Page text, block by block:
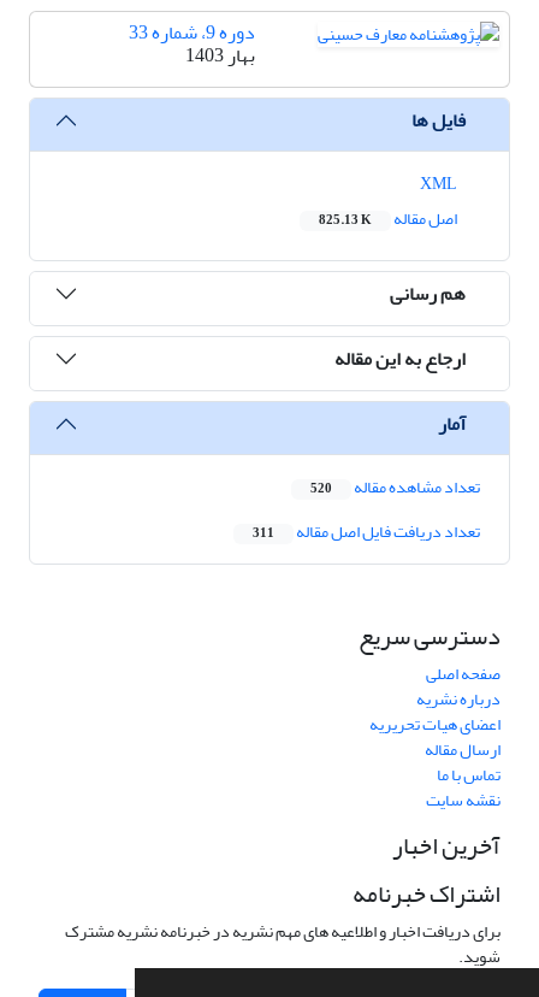
دوره 9، شماره 33
بهار 1403
فایل ها
اصل مقاله
825.13 K
هم رسانی
ارجاع به این مقاله
آمار
تعداد مشاهده مقاله 520
تعداد دریافت فایل اصل مقاله 311
دسترسی سریع
صفحه اصلی
درباره نشریه
اعضای هیات تحریریه
ارسال مقاله
تماس با ما
نقشه سایت
آخرین اخبار
اشتراک خبرنامه
برای دریافت اخبار و اطلاعیه های مهم نشریه در خبرنامه نشریه مشترک
شوید.